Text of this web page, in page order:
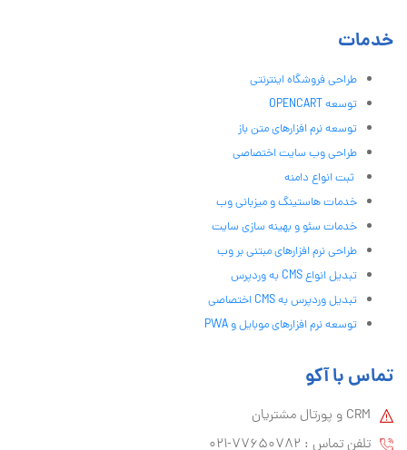
خدمات
طراحی فروشگاه اینترنتی
توسعه OPENCART
توسعه نرم افزارهای متن باز
طراحی وب سایت اختصاصی
ثبت انواع دامنه
خدمات هاستینگ و میزبانی وب
خدمات سئو و بهینه سازی سایت
طراحی نرم افزارهای مبتنی بر وب
تبدیل انواع CMS به وردپرس
تبدیل وردپرس به CMS اختصاصی
توسعه نرم افزارهای موبایل و PWA
تماس با آکو
CRM و پورتال مشتریان
تلفن تماس :‌ 77650782-021